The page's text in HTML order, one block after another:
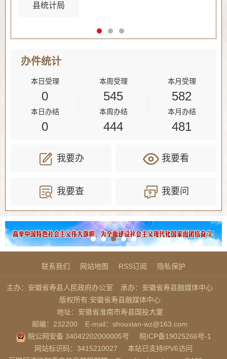
县统计局
办件统计
本日受理
0
本日办结
0
本周受理
545
本周办结
444
本月受理
582
本月办结
481
我要办 我要看
我要查 我要问
联系我们 网站地图 RSS订阅 隐私保护
主办：安徽省寿县人民政府办公室
承办：安徽省寿县融媒体中心
版权所有:安徽省寿县融媒体中心
地址：安徽省淮南市寿县国投大厦
邮编：232200
E-mail：shouxian-wz@163.com
皖公网安备 34042202000005号
皖ICP备19025266号-1
网站标识码：3415210027
本站已支持IPV6访问